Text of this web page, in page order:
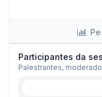
Participantes da
Palestrantes,